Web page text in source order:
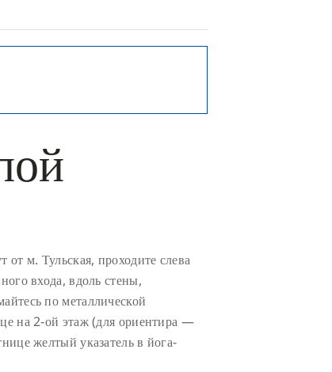
от м. Тульская, проходите слева
входа, вдоль стены,
по металлической
на 2-ой этаж (для ориентира —
желтый указатель в йога-